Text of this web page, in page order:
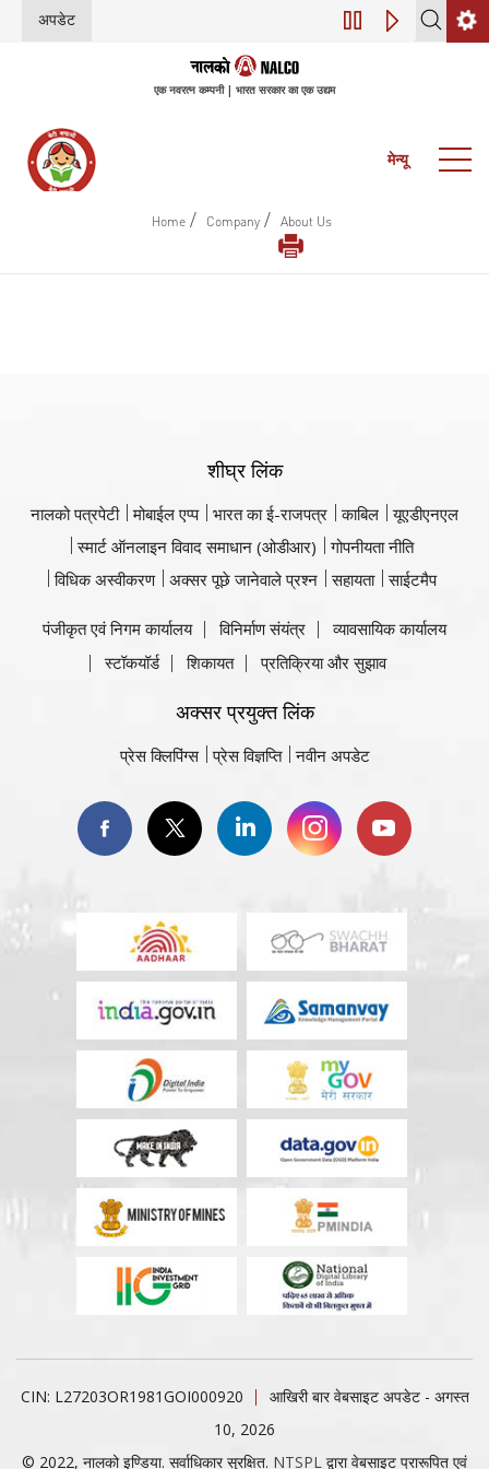
अपडेट 45वीं वार्षिक आम
एक नवरत्न कम्पनी | भारत सरकार का एक उद्यम
मेन्यू
Home / Company / About Us
शीघ्र लिंक
नालको पत्रपेटी मोबाईल एप्प भारत का ई-राजपत्र काबिल
यूएडीएनएल
स्मार्ट ऑनलाइन विवाद समाधान (ओडीआर)
गोपनीयता नीति
विधिक अस्वीकरण
अक्सर पूछे जानेवाले प्रश्न सहायता साईटमैप
पंजीकृत एवं निगम कार्यालय विनिर्माण संयंत्र
व्यावसायिक कार्यालय
स्टॉकयॉर्ड
शिकायत प्रतिक्रिया और सुझाव
अक्सर प्रयुक्त लिंक
प्रेस क्लिपिंग्स प्रेस विज्ञप्ति नवीन अपडेट
CIN: L27203OR1981GOI000920
आखिरी बार वेबसाइट अपडेट - अगस्त
10, 2026
© 2022, नालको इण्डिया. सर्वाधिकार सुरक्षित. NTSPL द्वारा वेबसाइट प्रारूपित एवं